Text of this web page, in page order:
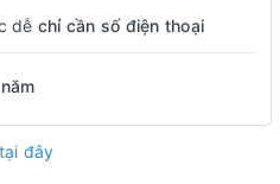
dễ chỉ cần số điện thoại
tại đây